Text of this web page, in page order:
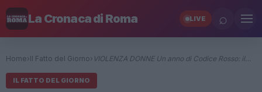
La Cronaca di Roma LIVE ⌕
Home› Il Fatto del Giorno› VIOLENZA DONNE Un anno di Codice Rosso: il…
IL FATTO DEL GIORNO